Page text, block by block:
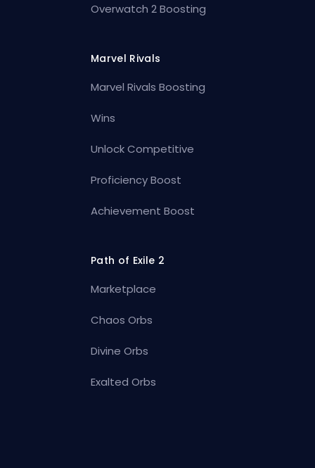
Overwatch 2 Boosting
Marvel Rivals
Marvel Rivals Boosting
Wins
Unlock Competitive
Proficiency Boost
Achievement Boost
Path of Exile 2
Marketplace
Chaos Orbs
Divine Orbs
Exalted Orbs